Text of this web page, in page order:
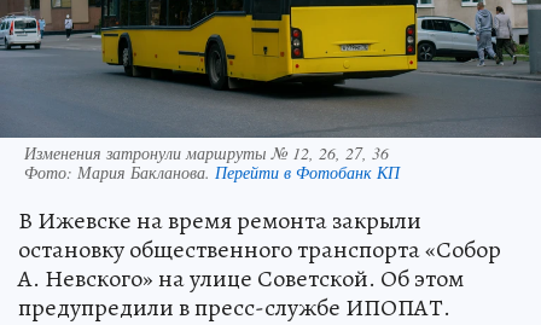
Изменения затронули маршруты № 12, 26, 27, 36
Фото: Мария Бакланова. Перейти в Фотобанк КП
В Ижевске на время ремонта закрыли
остановку общественного транспорта «Собор
А. Невского» на улице Советской. Об этом
предупредили в пресс-службе ИПОПАТ.